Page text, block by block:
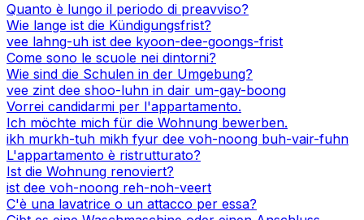
Quanto è lungo il periodo di preavviso?
Wie lange ist die Kündigungsfrist?
vee lahng-uh ist dee kyoon-dee-goongs-frist
Come sono le scuole nei dintorni?
Wie sind die Schulen in der Umgebung?
vee zint dee shoo-luhn in dair um-gay-boong
Vorrei candidarmi per l'appartamento.
Ich möchte mich für die Wohnung bewerben.
ikh murkh-tuh mikh fyur dee voh-noong buh-vair-fuhn
L'appartamento è ristrutturato?
Ist die Wohnung renoviert?
ist dee voh-noong reh-noh-veert
C'è una lavatrice o un attacco per essa?